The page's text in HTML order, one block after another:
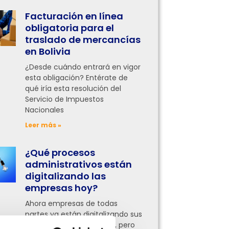
Facturación en línea
obligatoria para el
traslado de mercancías
en Bolivia
¿Desde cuándo entrará en vigor
esta obligación? Entérate de
qué iría esta resolución del
Servicio de Impuestos
Nacionales
Leer más »
¿Qué procesos
administrativos están
digitalizando las
empresas hoy?
Ahora empresas de todas
partes ya están digitalizando sus
procesos administrativos, pero